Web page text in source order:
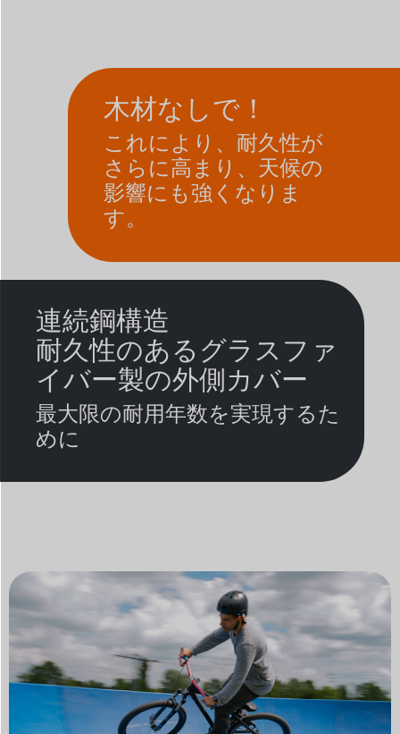
木材なしで！
これにより、耐久性が
さらに高まり、天候の
影響にも強くなりま
す。
連続鋼構造
耐久性のあるグラスファ
イバー製の外側カバー
最大限の耐用年数を実現するた
めに